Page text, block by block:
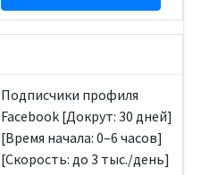
Подписчики профиля
Facebook [Докрут: 30 дней]
[Время начала: 0–6 часов]
[Скорость: до 3 тыс./день]